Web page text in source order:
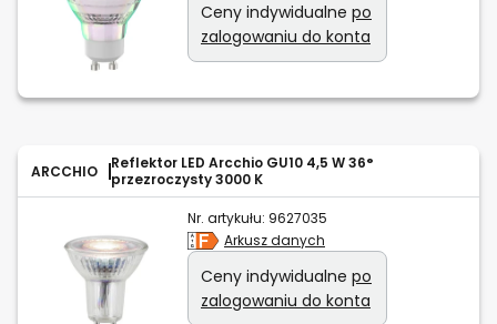
Ceny indywidualne po
zalogowaniu do konta
ARCCHIO
Reflektor LED Arcchio GU10 4,5 W 36°
przezroczysty 3000 K
Nr. artykułu: 9627035
Arkusz danych
Ceny indywidualne po
zalogowaniu do konta